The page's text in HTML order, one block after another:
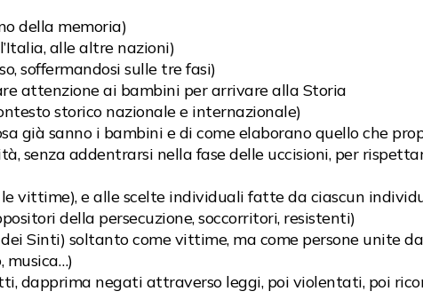
della memoria)
alle altre nazioni)
soffermandosi sulle tre fasi)
attenzione ai bambini per arrivare alla Storia
storico nazionale e internazionale)
già sanno i bambini e di come elaborano quello che
senza addentrarsi nella fase delle uccisioni, per
vittime), e alle scelte individuali fatte da ciascun
della persecuzione, soccorritori, resistenti)
Sinti) soltanto come vittime, ma come persone unite
musica…)
dapprima negati attraverso leggi, poi violentati, poi